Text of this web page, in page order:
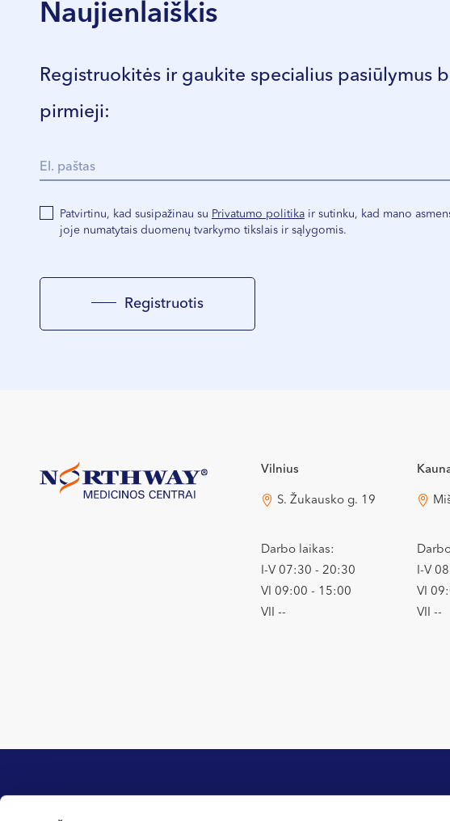
Naujienlaiškis
Registruokitės ir gaukite specialius pasiūlymus
pirmieji:
Patvirtinu, kad susipažinau su Privatumo politika ir sutinku, kad mano
joje numatytais duomenų tvarkymo tikslais ir sąlygomis.
Registruotis
Vilnius
S. Žukausko g. 19
Darbo laikas:
I-V 07:30 - 20:30
VI 09:00 - 15:00
VII --
I-V
VI
VII --